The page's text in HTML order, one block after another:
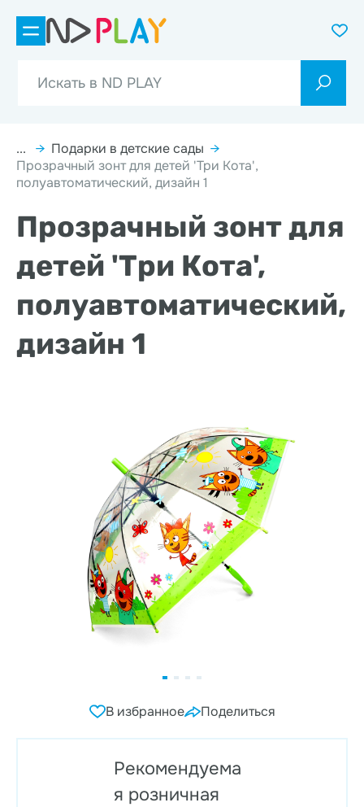
... → Подарки в детские сады →
Прозрачный зонт для детей 'Три Кота',
полуавтоматический, дизайн 1
Прозрачный зонт для
детей 'Три Кота',
полуавтоматический,
дизайн 1
В избранное Поделиться
Рекомендуема
я розничная